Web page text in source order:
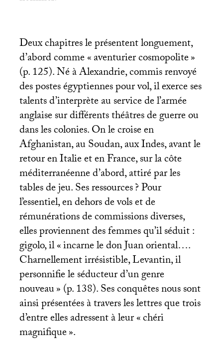
Deux chapitres le présentent longuement,
d’abord comme «aventurier cosmopolite»
(p. 125). Né à Alexandrie, commis renvoyé
des postes égyptiennes pour vol, il exerce ses
talents d’interprète au service de l’armée
anglaise sur différents théâtres de guerre ou
dans les colonies. On le croise en
Afghanistan, au Soudan, aux Indes, avant le
retour en Italie et en France, sur la côte
méditerranéenne d’abord, attiré par les
tables de jeu. Ses ressources? Pour
l’essentiel, en dehors de vols et de
rémunérations de commissions diverses,
elles proviennent des femmes qu’il séduit :
gigolo, il «incarne le don Juan oriental….
Charnellement irrésistible, Levantin, il
personnifie le séducteur d’un genre
nouveau» (p. 138). Ses conquêtes nous sont
ainsi présentées à travers les lettres que trois
d’entre elles adressent à leur «chéri
magnifique».